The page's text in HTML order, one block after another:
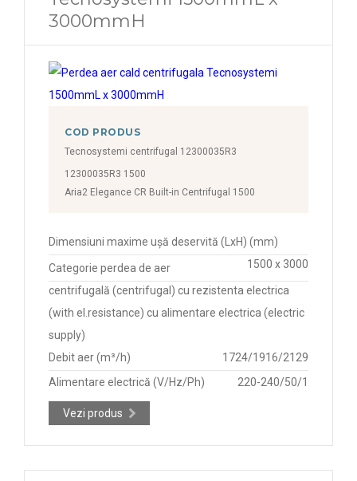
3000mmH
COD PRODUS
Tecnosystemi centrifugal 12300035R3
12300035R3 1500
Aria2 Elegance CR Built-in Centrifugal 1500
Dimensiuni maxime ușă deservită (LxH) (mm)
1500 x 3000
Categorie perdea de aer
centrifugală (centrifugal) cu rezistenta electrica
(with el.resistance) cu alimentare electrica (electric
supply)
Debit aer (m³/h)
1724/1916/2129
Alimentare electrică (V/Hz/Ph)
220-240/50/1
Vezi produs